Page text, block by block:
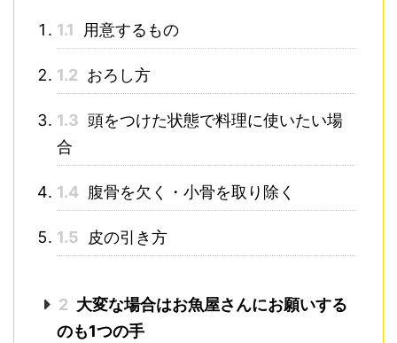
1.1 用意するもの
1.2 おろし方
1.3 頭をつけた状態で料理に使いたい場
合
1.4 腹骨を欠く・小骨を取り除く
1.5 皮の引き方
2 大変な場合はお魚屋さんにお願いする
のも1つの手